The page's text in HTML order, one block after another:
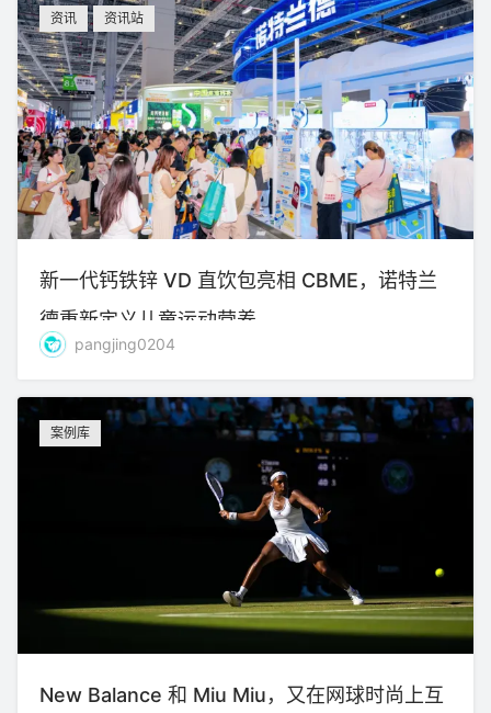
资讯 资讯站
新一代钙铁锌 VD 直饮包亮相 CBME，诺特兰
德重新定义儿童运动营养
pangjing0204
案例库
New Balance 和 Miu Miu，又在网球时尚上互